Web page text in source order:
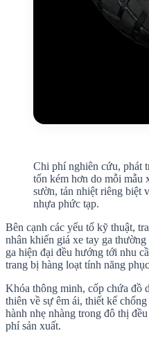
Chi phí nghiên cứu, phát
tốn kém hơn do mỗi mẫu
sườn, tản nhiệt riêng biệt
nhựa phức tạp.
Bên cạnh các yếu tố kỹ thuật,
nhân khiến giá xe tay ga
ga hiện đại đều hướng tới nhu
trang bị hàng loạt tính năng
Khóa thông minh, cốp chứa đồ
thiên về sự êm ái, thiết kế
hành nhẹ nhàng trong đô thị
phí sản xuất.